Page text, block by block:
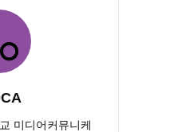
미디어커뮤니케